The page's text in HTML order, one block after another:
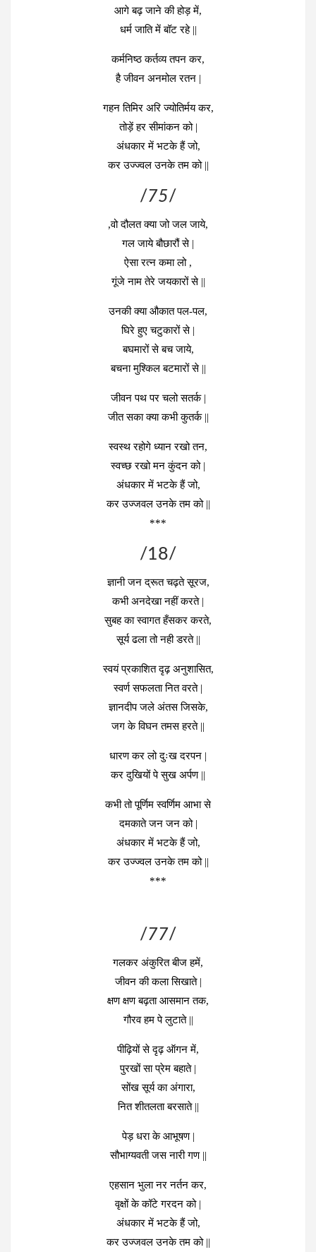
आगे बढ़ जाने की होड़ में,
धर्म जाति में बॉट रहे ||
कर्मनिष्ठ कर्तव्य तपन कर,
है जीवन अनमोल रतन |
गहन तिमिर अरि ज्योतिर्मय कर,
तोड़ें हर सीमांकन को |
अंधकार में भटके हैं जो,
कर उज्ज्वल उनके तम को ||
/75/
,वो दौलत क्या जो जल जाये,
गल जाये बौछारौं से |
ऐसा रत्न कमा लो ,
गूंजे नाम तेरे जयकारों से ||
उनकी क्या औकात पल-पल,
घिरे हुए चटुकारों से |
बघमारों से बच जाये,
बचना मुश्किल बटमारों से ||
जीवन पथ पर चलो सतर्क |
जीत सका क्या कभी कुतर्क ||
स्वस्थ रहोगे ध्यान रखो तन,
स्वच्छ रखो मन कुंदन को |
अंधकार में भटके हैं जो,
कर उज्जवल उनके तम को ||
***
/18/
ज्ञानी जन द्रूत चढ़ते सूरज,
कभी अनदेखा नहीं करते |
सुबह का स्वागत हँसकर करते,
सूर्य ढला तो नही डरते ||
स्वयं प्रकाशित दृढ़ अनुशासित,
स्वर्ण सफलता नित वरते |
ज्ञानदीप जले अंतस जिसके,
जग के विघन तमस हरते ||
धारण कर लो दुःख दरपन |
कर दुखियों पे सुख अर्पण ||
कभी तो पूर्णिम स्वर्णिम आभा से
दमकाते जन जन को |
अंधकार में भटके हैं जो,
कर उज्ज्वल उनके तम को ||
***
/77/
गलकर अंकुरित बीज हमें,
जीवन की कला सिखाते |
क्षण क्षण बढ़ता आसमान तक,
गौरव हम पे लुटाते ||
पीढ़ियों से दृढ़ ऑगन में,
पुरखों सा प्रेम बहाते |
सोंख सूर्य का अंगारा,
नित शीतलता बरसाते ||
पेड़ धरा के आभूषण |
सौभाग्यवती जस नारी गण ||
एहसान भुला नर नर्तन कर,
वृक्षों के कॉटे गरदन को |
अंधकार में भटके हैं जो,
कर उज्जवल उनके तम को ||